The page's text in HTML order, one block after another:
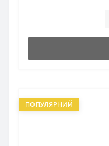
ПОПУЛЯРНИЙ